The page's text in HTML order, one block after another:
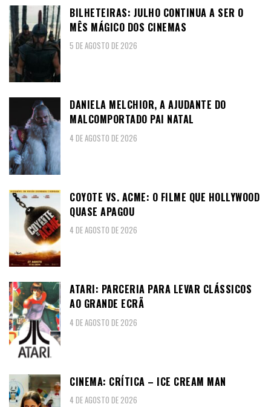
BILHETEIRAS: JULHO CONTINUA A SER O
MÊS MÁGICO DOS CINEMAS
5 DE AGOSTO DE 2026
DANIELA MELCHIOR, A AJUDANTE DO
MALCOMPORTADO PAI NATAL
4 DE AGOSTO DE 2026
COYOTE VS. ACME: O FILME QUE HOLLYWOOD
QUASE APAGOU
4 DE AGOSTO DE 2026
ATARI: PARCERIA PARA LEVAR CLÁSSICOS
AO GRANDE ECRÃ
4 DE AGOSTO DE 2026
CINEMA: CRÍTICA – ICE CREAM MAN
4 DE AGOSTO DE 2026